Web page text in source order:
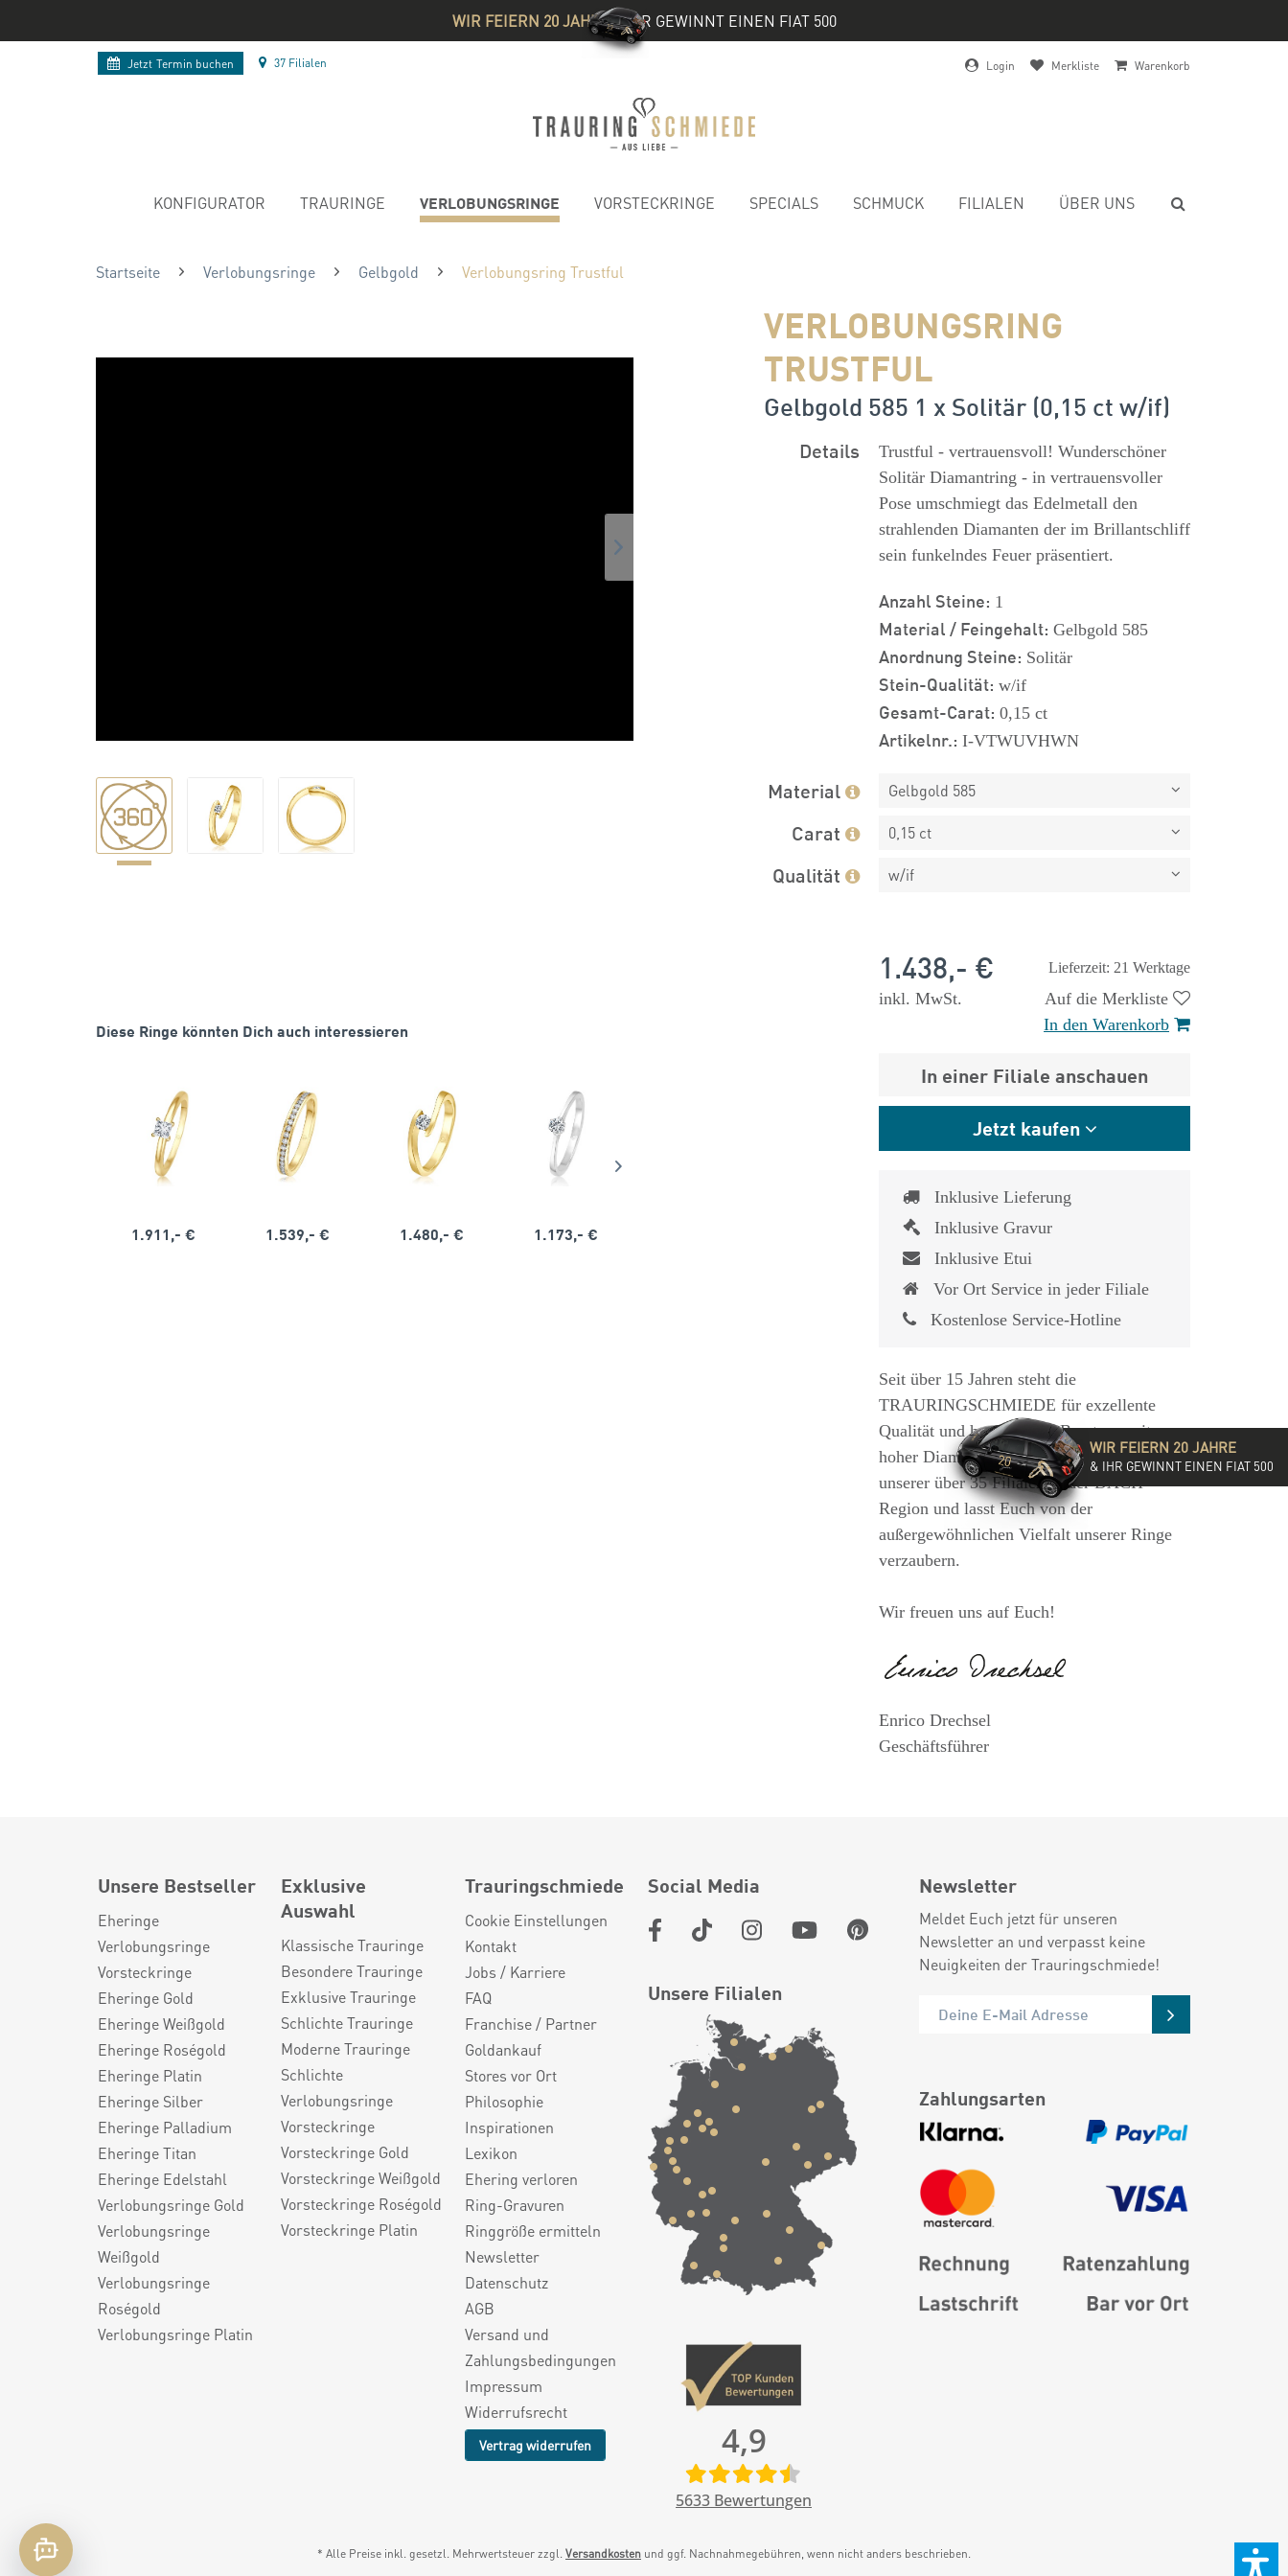
WIR FEIERN 20 JAHRE& IHR GEWINNT EINEN FIAT 500
Jetzt Termin buchen 37 Filialen Login Merkliste Warenkorb
KONFIGURATOR TRAURINGE VERLOBUNGSRINGE VORSTECKRINGE SPECIALS SCHMUCK FILIALEN ÜBER UNS
Startseite Verlobungsringe Gelbgold Verlobungsring Trustful
VERLOBUNGSRING
TRUSTFUL
Gelbgold 585 1 x Solitär (0,15 ct w/if)
Diese Ringe könnten Dich auch interessieren
1.911,- € 1.539,- € 1.480,- € 1.173,- € 1.825,- €
Details
Trustful - vertrauensvoll! Wunderschöner
Solitär Diamantring - in vertrauensvoller
Pose umschmiegt das Edelmetall den
strahlenden Diamanten der im Brillantschliff
sein funkelndes Feuer präsentiert.
Anzahl Steine: 1
Material / Feingehalt: Gelbgold 585
Anordnung Steine: Solitär
Stein-Qualität: w/if
Gesamt-Carat: 0,15 ct
Artikelnr.: I-VTWUVHWN
Material Gelbgold 585
Carat 0,15 ct
Qualität w/if
Lieferzeit: 21 Werktage
1.438,- €
inkl. MwSt.
Auf die Merkliste
In den Warenkorb
In einer Filiale anschauen
Jetzt kaufen
Inklusive Lieferung
Inklusive Gravur
Inklusive Etui
Vor Ort Service in jeder Filiale
Kostenlose Service-Hotline
Seit über 15 Jahren steht die
TRAURINGSCHMIEDE für exzellente
Qualität und hochwertige Beratung mit
hoher Diamantkompetenz. Besucht eine
unserer über 35 Filialen in der DACH-
Region und lasst Euch von der
außergewöhnlichen Vielfalt unserer Ringe
verzaubern.
Wir freuen uns auf Euch!
Enrico Drechsel
Geschäftsführer
Unsere Bestseller
Eheringe
Verlobungsringe
Vorsteckringe
Eheringe Gold
Eheringe Weißgold
Eheringe Roségold
Eheringe Platin
Eheringe Silber
Eheringe Palladium
Eheringe Titan
Eheringe Edelstahl
Verlobungsringe Gold
Verlobungsringe
Weißgold
Verlobungsringe
Roségold
Verlobungsringe Platin
Exklusive
Auswahl
Klassische Trauringe
Besondere Trauringe
Exklusive Trauringe
Schlichte Trauringe
Moderne Trauringe
Schlichte
Verlobungsringe
Vorsteckringe
Vorsteckringe Gold
Vorsteckringe Weißgold
Vorsteckringe Roségold
Vorsteckringe Platin
Trauringschmiede
Cookie Einstellungen
Kontakt
Jobs / Karriere
FAQ
Franchise / Partner
Goldankauf
Stores vor Ort
Philosophie
Inspirationen
Lexikon
Ehering verloren
Ring-Gravuren
Ringgröße ermitteln
Newsletter
Datenschutz
AGB
Versand und
Zahlungsbedingungen
Impressum
Widerrufsrecht
Vertrag widerrufen
Social Media
Unsere Filialen
4,9
5633 Bewertungen
Newsletter
Meldet Euch jetzt für unseren
Newsletter an und verpasst keine
Neuigkeiten der Trauringschmiede!
Zahlungsarten
* Alle Preise inkl. gesetzl. Mehrwertsteuer zzgl. Versandkosten und ggf. Nachnahmegebühren, wenn nicht anders beschrieben.
WIR FEIERN 20 JAHRE
& IHR GEWINNT EINEN FIAT 500